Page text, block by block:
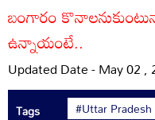
బంగారం
ఉన్నాయంటే..
Updated Date - May 02 ,
Tags #Uttar Pradesh